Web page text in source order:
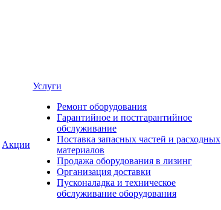
Акции
Услуги
Ремонт оборудования
Гарантийное и постгарантийное
обслуживание
Поставка запасных частей и расходных
материалов
Продажа оборудования в лизинг
Организация доставки
Пусконаладка и техническое
обслуживание оборудования